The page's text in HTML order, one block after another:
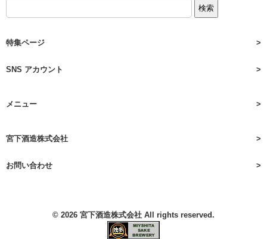
特集ページ
SNS アカウント
メニュー
宮下酒造株式会社
お問い合わせ
© 2026 宮下酒造株式会社 All rights reserved.